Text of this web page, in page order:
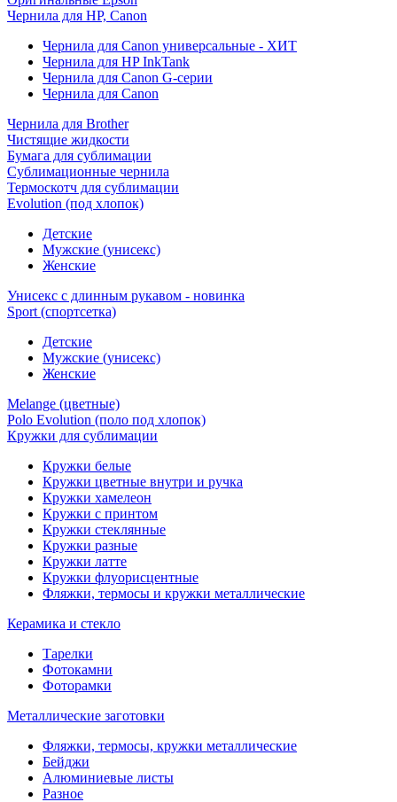
Чернила для HP, Canon
Чернила для Canon универсальные - ХИТ
Чернила для HP InkTank
Чернила для Canon G-серии
Чернила для Canon
Чернила для Brother
Чистящие жидкости
Бумага для сублимации
Сублимационные чернила
Термоскотч для сублимации
Evolution (под хлопок)
Детские
Мужские (унисекс)
Женские
Унисекс с длинным рукавом - новинка
Sport (спортсетка)
Детские
Мужские (унисекс)
Женские
Melange (цветные)
Polo Evolution (поло под хлопок)
Кружки для сублимации
Кружки белые
Кружки цветные внутри и ручка
Кружки хамелеон
Кружки c принтом
Кружки стеклянные
Кружки разные
Кружки латте
Кружки флуорисцентные
Фляжки, термосы и кружки металлические
Керамика и стекло
Тарелки
Фотокамни
Фоторамки
Металлические заготовки
Фляжки, термосы, кружки металлические
Бейджи
Алюминиевые листы
Разное